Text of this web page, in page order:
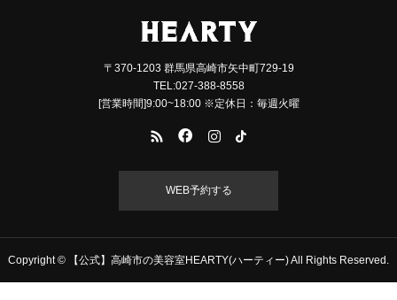
〒370-1203 群馬県高崎市矢中町729-19
TEL:027-388-8558
[営業時間]9:00~18:00 ※定休日：毎週火曜
WEB予約する
Copyright © 【公式】高崎市の美容室HEARTY(ハーティー) All Rights Reserved.